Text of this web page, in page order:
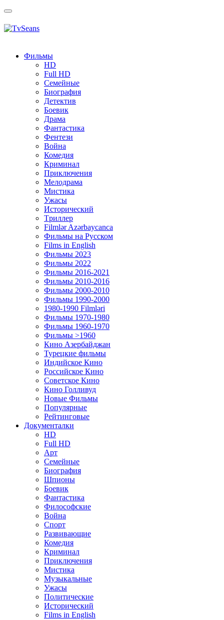
Toggle
Фильмы
HD
Full HD
Семейные
Биография
Детектив
Боевик
Драма
Фантастика
Фентези
Война
Комедия
Криминал
Приключения
Мелодрама
Мистика
Ужасы
Исторический
Tриллер
Filmlər Azərbaycanca
Фильмы на Русском
Films in English
Фильмы 2023
Фильмы 2022
Фильмы 2016-2021
Фильмы 2010-2016
Фильмы 2000-2010
Фильмы 1990-2000
1980-1990 Filmləri
Фильмы 1970-1980
Фильмы 1960-1970
Фильмы >1960
Кино Азербайджан
Турецкие фильмы
Индийское Кино
Российское Кино
Советское Кино
Кино Голливуд
Новые Фильмы
Популярные
Рейтинговые
Документалки
HD
Full HD
Арт
Семейные
Биография
Шпионы
Боевик
Фантастика
Философские
Война
Спорт
Развивающие
Комедия
Криминал
Приключения
Мистика
Музыкальные
Ужасы
Политические
Исторический
Films in English